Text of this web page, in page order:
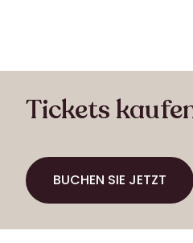
Tickets
BUCHEN SIE JETZT